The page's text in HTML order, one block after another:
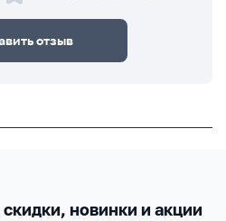
отзыв
новинки и акции